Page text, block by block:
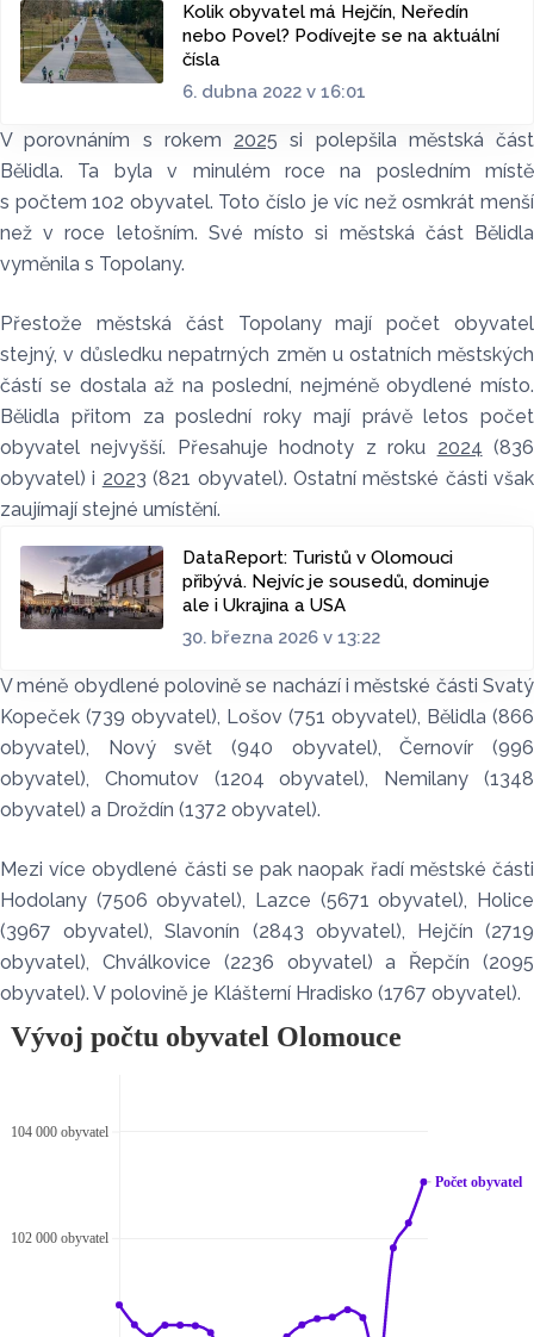
Kolik obyvatel má Hejčín, Neředín
nebo Povel? Podívejte se na aktuální
čísla
6. dubna 2022 v 16:01
V porovnáním s rokem 2025 si polepšila městská část
Bělidla. Ta byla v minulém roce na posledním místě
s počtem 102 obyvatel. Toto číslo je víc než osmkrát menší
než v roce letošním. Své místo si městská část Bělidla
vyměnila s Topolany.
Přestože městská část Topolany mají počet obyvatel
stejný, v důsledku nepatrných změn u ostatních městských
částí se dostala až na poslední, nejméně obydlené místo.
Bělidla přitom za poslední roky mají právě letos počet
obyvatel nejvyšší. Přesahuje hodnoty z roku 2024 (836
obyvatel) i 2023 (821 obyvatel). Ostatní městské části však
zaujímají stejné umístění.
DataReport: Turistů v Olomouci
přibývá. Nejvíc je sousedů, dominuje
ale i Ukrajina a USA
30. března 2026 v 13:22
V méně obydlené polovině se nachází i městské části Svatý
Kopeček (739 obyvatel), Lošov (751 obyvatel), Bělidla (866
obyvatel), Nový svět (940 obyvatel), Černovír (996
obyvatel), Chomutov (1204 obyvatel), Nemilany (1348
obyvatel) a Droždín (1372 obyvatel).
Mezi více obydlené části se pak naopak řadí městské části
Hodolany (7506 obyvatel), Lazce (5671 obyvatel), Holice
(3967 obyvatel), Slavonín (2843 obyvatel), Hejčín (2719
obyvatel), Chválkovice (2236 obyvatel) a Řepčín (2095
obyvatel). V polovině je Klášterní Hradisko (1767 obyvatel).